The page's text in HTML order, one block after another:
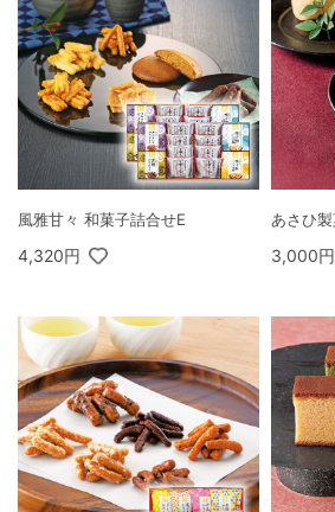
風雅甘々 和菓子詰合せE
4,320円
あさひ
3,000円